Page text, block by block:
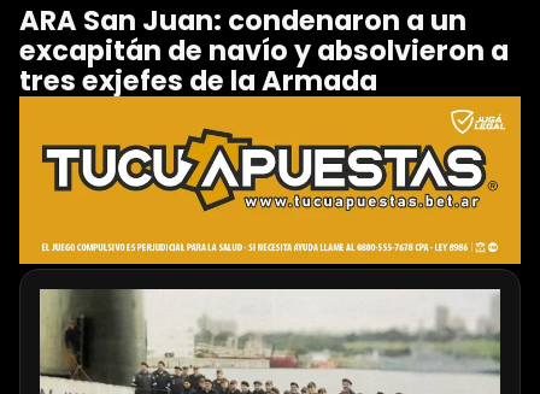
ARA San Juan: condenaron a un
excapitán de navío y absolvieron a
tres exjefes de la Armada